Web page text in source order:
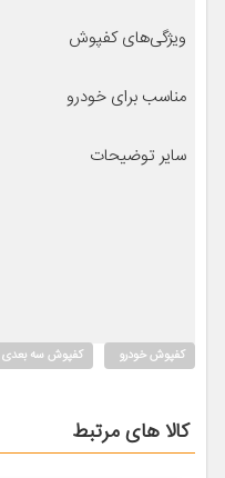
ویژگی‌های کفپوش
مناسب برای خودرو
سایر توضیحات
کفپوش خودرو کفپوش سه بعدی
کالا های مرتبط